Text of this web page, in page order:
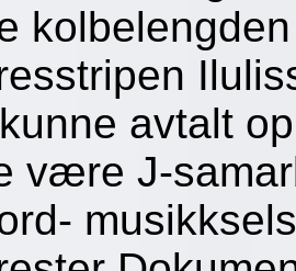
avtalt
være J-